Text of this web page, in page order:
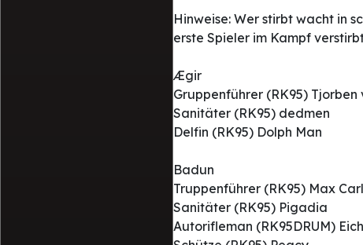
Hinweise: Wer stirbt wacht in
erste Spieler im Kampf
Ægir
Gruppenführer (RK95) Tjorben
Sanitäter (RK95) dedmen
Delfin (RK95) Dolph Man
Badun
Truppenführer (RK95) Max
Sanitäter (RK95) Pigadia
Autorifleman (RK95DRUM)